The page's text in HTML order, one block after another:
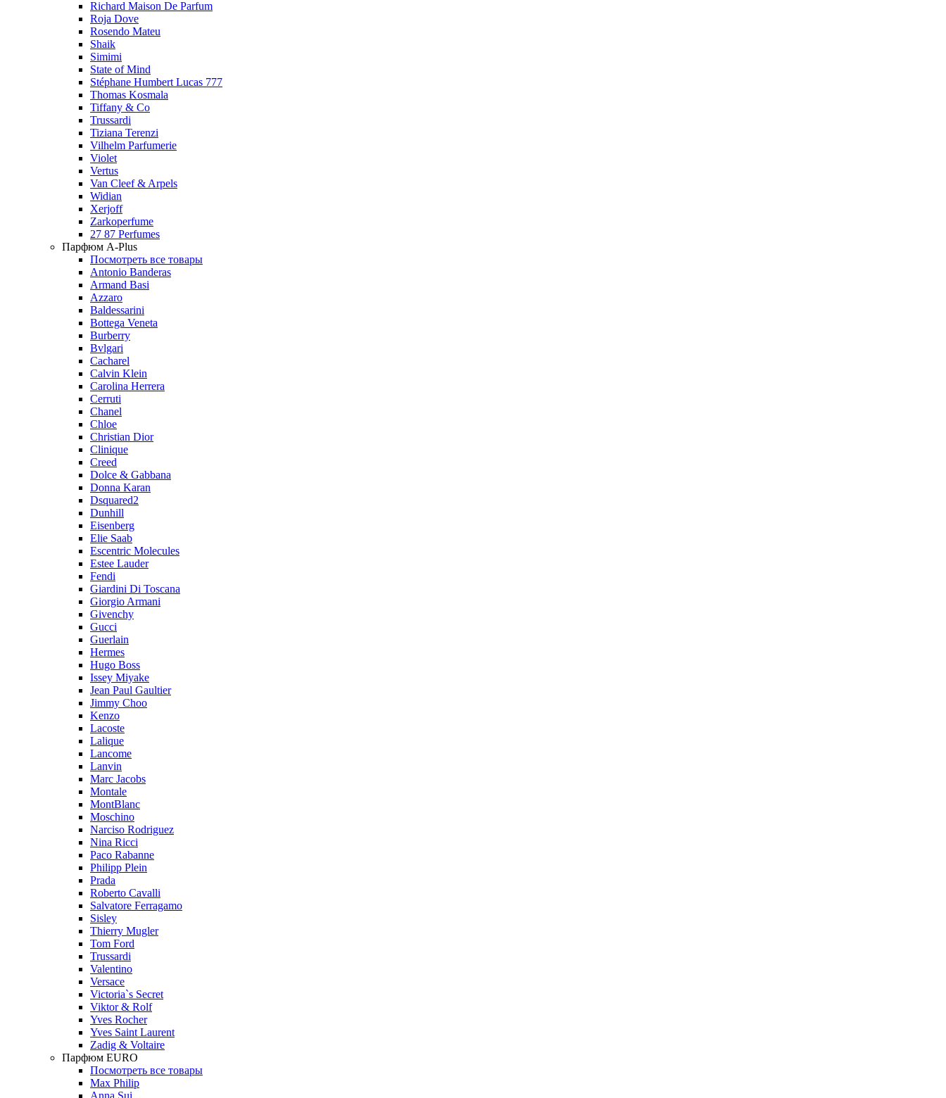
Richard Maison De Parfum
Roja Dove
Rosendo Mateu
Shaik
Simimi
State of Mind
Stéphane Humbert Lucas 777
Thomas Kosmala
Tiffany & Co
Trussardi
Tiziana Terenzi
Vilhelm Parfumerie
Violet
Vertus
Van Cleef & Arpels
Widian
Xerjoff
Zarkoperfume
27 87 Perfumes
Парфюм A-Plus
Посмотреть все товары
Antonio Banderas
Armand Basi
Azzaro
Baldessarini
Bottega Veneta
Burberry
Bvlgari
Cacharel
Calvin Klein
Carolina Herrera
Cerruti
Chanel
Chloe
Christian Dior
Clinique
Creed
Dolce & Gabbana
Donna Karan
Dsquared2
Dunhill
Eisenberg
Elie Saab
Escentric Molecules
Estee Lauder
Fendi
Giardini Di Toscana
Giorgio Armani
Givenchy
Gucci
Guerlain
Hermes
Hugo Boss
Issey Miyake
Jean Paul Gaultier
Jimmy Choo
Kenzo
Lacoste
Lalique
Lancome
Lanvin
Marc Jacobs
Montale
MontBlanc
Moschino
Narciso Rodriguez
Nina Ricci
Paco Rabanne
Philipp Plein
Prada
Roberto Cavalli
Salvatore Ferragamo
Sisley
Thierry Mugler
Tom Ford
Trussardi
Valentino
Versace
Victoria`s Secret
Viktor & Rolf
Yves Rocher
Yves Saint Laurent
Zadig & Voltaire
Парфюм EURO
Посмотреть все товары
Max Philip
Anna Sui